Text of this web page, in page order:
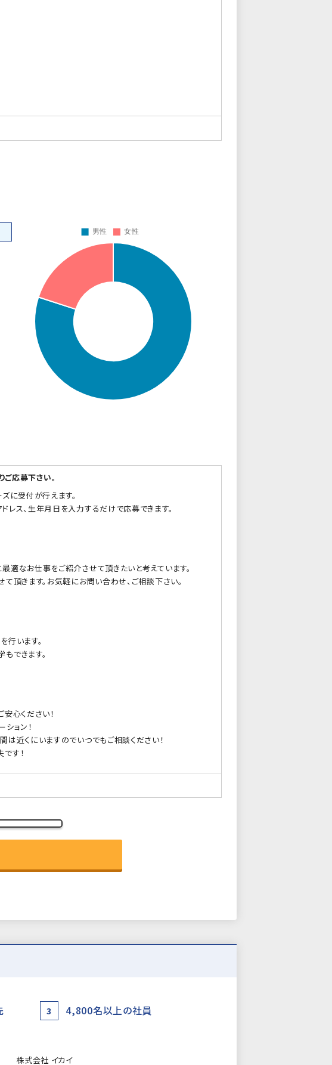
応募下さい。
に受付が行えます。
レス、生年月日を入力するだけで応募できます。
適なお仕事をご紹介させて頂きたいと考えています。
頂きます。お気軽にお問い合わせ、ご相談下さい。
行います。
できます。
心ください！
ョン！
は近くにいますのでいつでもご相談ください！
す！
3 4,800名以上の社員
株式会社 イカイ